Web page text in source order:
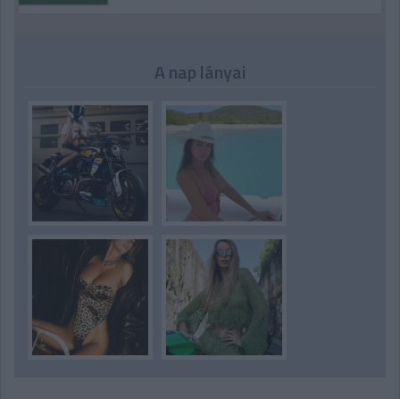
A nap lányai